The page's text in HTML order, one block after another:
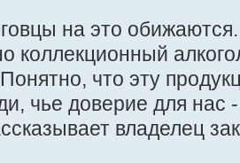
на это
коллекционный
что эту
чье доверие для нас
владелец